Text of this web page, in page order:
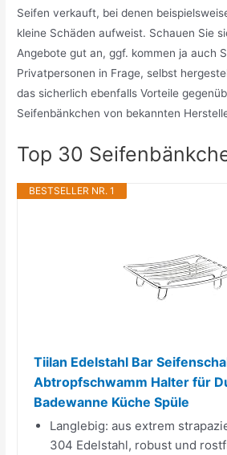
Seifen verkauft, bei denen
kleine Schäden aufweist. Schauen Sie
Angebote gut an, ggf. kommen ja auch
Privatpersonen in Frage, selbst
das sicherlich ebenfalls Vorteile
Seifenbänkchen von bekannten
Top 30
BESTSELLER NR. 1
Tiilan Edelstahl Bar
Abtropfschwamm Halter für
Badewanne Küche Spüle
Langlebig: aus extrem
304 Edelstahl, robust und